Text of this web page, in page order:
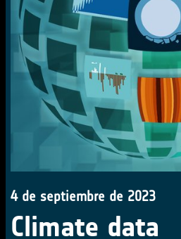
4 de septiembre de 2023
Climate data